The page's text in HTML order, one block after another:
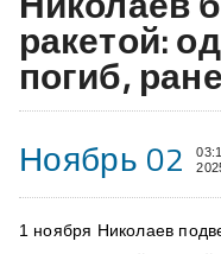
ракетой:
погиб,
Ноябрь 02
1 ноября Николаев